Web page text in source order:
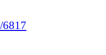
6817